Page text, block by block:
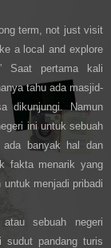
term, not just visit
a local and explore
Saat pertama kali
tahu ada masjid-
dikunjungi. Namun
ini untuk sebuah
ada banyak hal dan
fakta menarik yang
untuk menjadi pribadi
sebuah negeri
sudut pandang turis